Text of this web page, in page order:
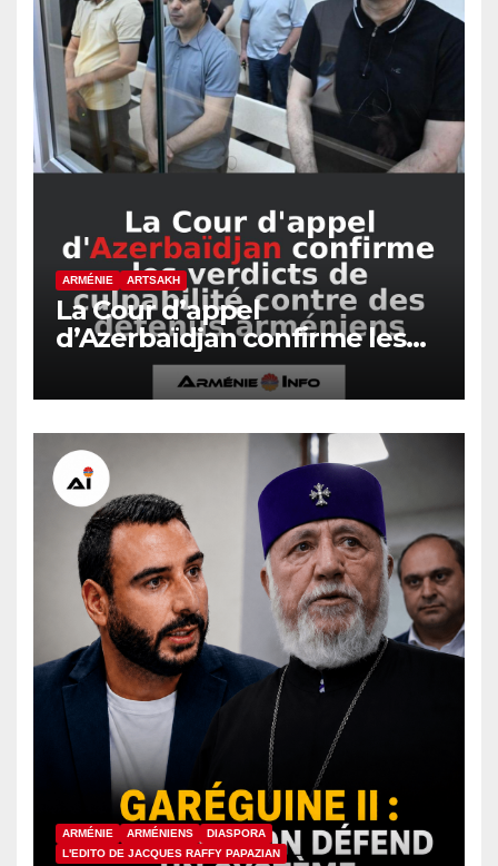
ARMÉNIE ARTSAKH
La Cour d’appel
d’Azerbaïdjan confirme les
verdicts de culpabilité contre
des détenus arméniens
ARMÉNIE ARMÉNIENS
DIASPORA
L'EDITO DE JACQUES RAFFY PAPAZIAN